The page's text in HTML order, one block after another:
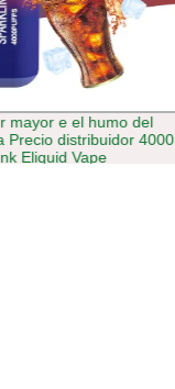
mayor e el humo del
Precio distribuidor 4000
Eliquid Vape